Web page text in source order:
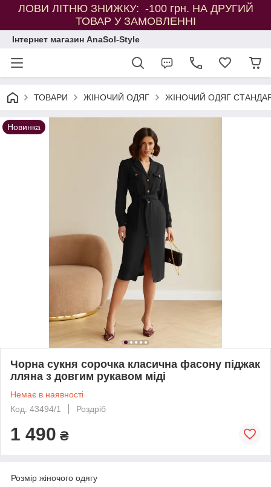
ЛОВИ ЛІТНЮ ЗНИЖКУ: -100 грн. НА ДРУГИЙ
ТОВАР У ЗАМОВЛЕННІ
Інтернет магазин AnaSol-Style
ТОВАРИ ЖІНОЧИЙ ОДЯГ ЖІНОЧИЙ ОДЯГ
Новинка
Чорна сукня сорочка класична фасону піджак
лляна з довгим рукавом міді
Немає в наявності
Код: 43494/1
Роздріб
1 490 ₴
Розмір жіночого одягу